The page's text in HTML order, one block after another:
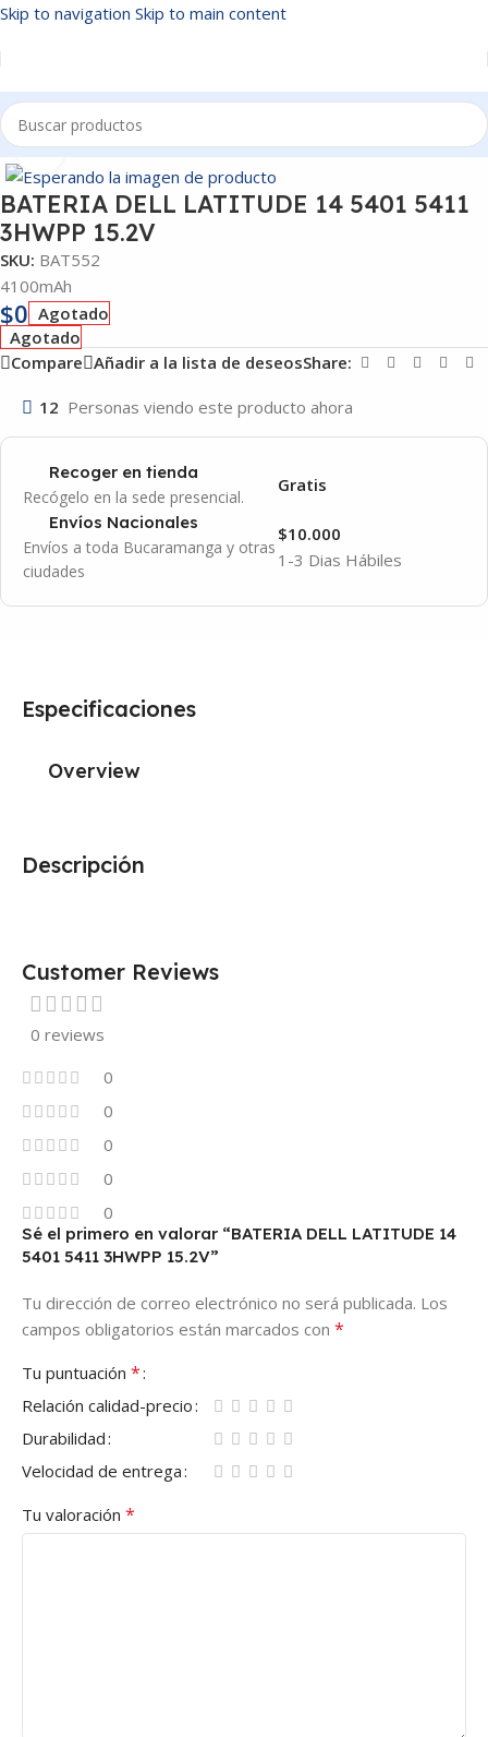
Skip to navigation Skip to main content
Inicio/BATERIAS
Click to enlarge
BATERIA DELL LATITUDE 14 5401 5411
3HWPP 15.2V
SKU: BAT552
4100mAh
$0 Agotado
Agotado
Compare Añadir a la lista de deseosShare:
12 Personas viendo este producto ahora
Recoger en tienda
Recógelo en la sede presencial.
Gratis
Envíos Nacionales
Envíos a toda Bucaramanga y otras
ciudades
1-3 Dias Hábiles
$10.000
Descripción
Especificaciones
Overview
Customer Reviews
0 reviews
0
0
0
0
0
Sé el primero en valorar “BATERIA DELL LATITUDE 14
5401 5411 3HWPP 15.2V”
Tu dirección de correo electrónico no será publicada. Los
campos obligatorios están marcados con *
Tu puntuación *
Relación calidad-precio
Durabilidad
Velocidad de entrega
Tu valoración *